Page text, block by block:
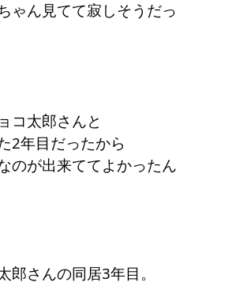
ゃん見てて寂しそうだっ
コ太郎さんと
2年目だったから
のが出来ててよかったん
郎さんの同居3年目。